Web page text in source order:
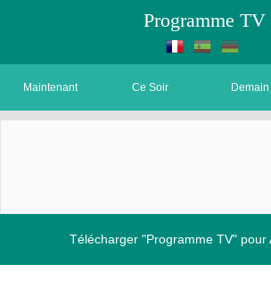
Programme TV
Maintenant Ce Soir Demain
Télécharger "Programme TV" pour